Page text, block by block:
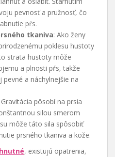
pevnosť a pružnosť, čo
pŕs.
tkaniva: Ako ženy
poklesu hustoty
strata hustoty môže
a plnosti pŕs, takže
pevné a náchylnejšie na
Gravitácia pôsobí na prsia
silou smerom
môže táto sila spôsobiť
prsného tkaniva a kože.
, existujú opatrenia,